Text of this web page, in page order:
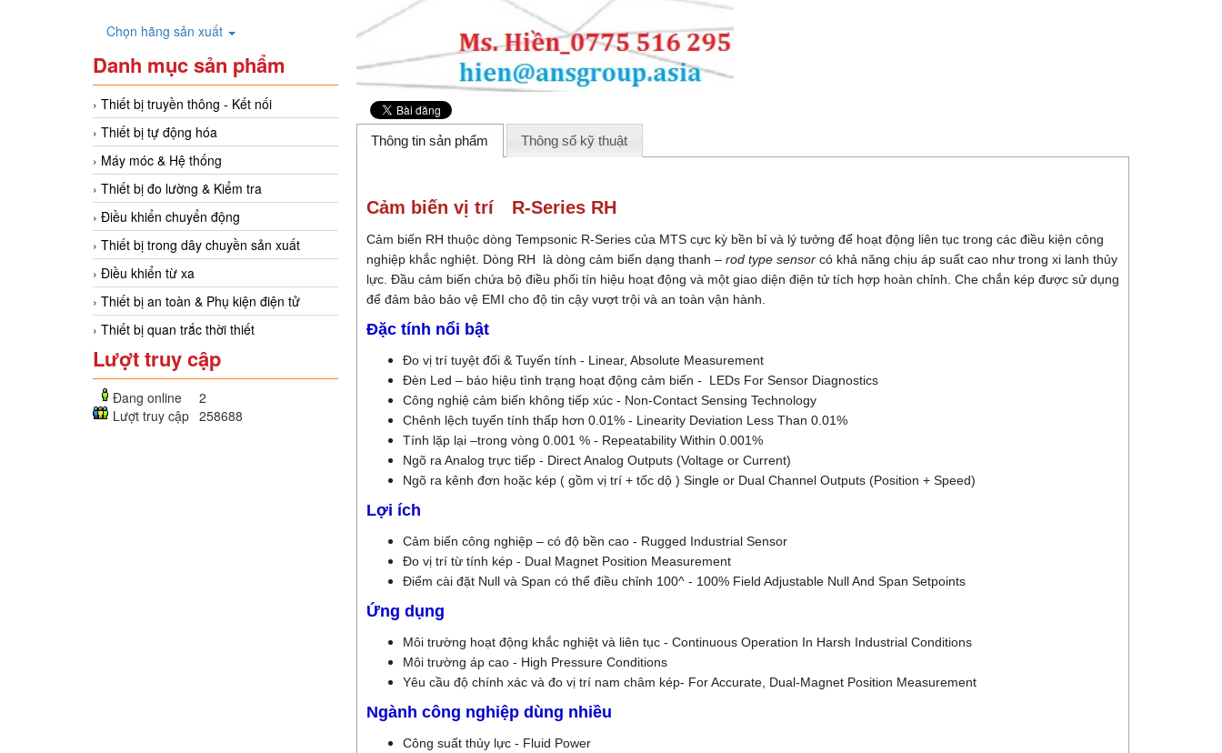
Chọn hãng sản xuất
Danh mục sản phẩm
Thiết bị truyền thông - Kết nối
Thiết bị tự động hóa
Máy móc & Hệ thống
Thiết bị đo lường & Kiểm tra
Điều khiển chuyển động
Thiết bị trong dây chuyền sản xuất
Điều khiển từ xa
Thiết bị an toàn & Phụ kiện điện tử
Thiết bị quan trắc thời thiết
Lượt truy cập
Đang online
2
Lượt truy cập 258688
Thông tin sản phẩm Thông số kỹ thuật
Cảm biến vị trí R-Series RH
Cảm biến RH thuộc dòng Tempsonic R-Series của MTS cực kỳ bền bỉ và lý tưởng để hoạt động liên tục trong các điều kiện công
nghiệp khắc nghiệt. Dòng RH là dòng cảm biến dạng thanh – rod type sensor có khả năng chịu áp suất cao như trong xi lanh thủy
lực. Đầu cảm biến chứa bộ điều phối tín hiệu hoạt động và một giao diện điện tử tích hợp hoàn chỉnh. Che chắn kép được sử dụng
để đảm bảo bảo vệ EMI cho độ tin cậy vượt trội và an toàn vận hành.
Đặc tính nổi bật
Đo vị trí tuyệt đối & Tuyến tính - Linear, Absolute Measurement
Đèn Led – báo hiệu tình trạng hoạt động cảm biến - LEDs For Sensor Diagnostics
Công nghiệ cảm biến không tiếp xúc - Non-Contact Sensing Technology
Chênh lệch tuyến tính thấp hơn 0.01% - Linearity Deviation Less Than 0.01%
Tính lặp lại –trong vòng 0.001 % - Repeatability Within 0.001%
Ngõ ra Analog trực tiếp - Direct Analog Outputs (Voltage or Current)
Ngõ ra kênh đơn hoặc kép ( gồm vị trí + tốc dộ ) Single or Dual Channel Outputs (Position + Speed)
Lợi ích
Cảm biến công nghiệp – có độ bền cao - Rugged Industrial Sensor
Đo vị trí từ tính kép - Dual Magnet Position Measurement
Điểm cài đặt Null và Span có thể điều chỉnh 100^ - 100% Field Adjustable Null And Span Setpoints
Ứng dụng
Môi trường hoạt động khắc nghiệt và liên tục - Continuous Operation In Harsh Industrial Conditions
Môi trường áp cao - High Pressure Conditions
Yêu cầu độ chính xác và đo vị trí nam châm kép- For Accurate, Dual-Magnet Position Measurement
Ngành công nghiệp dùng nhiều
Công suất thủy lực - Fluid Power